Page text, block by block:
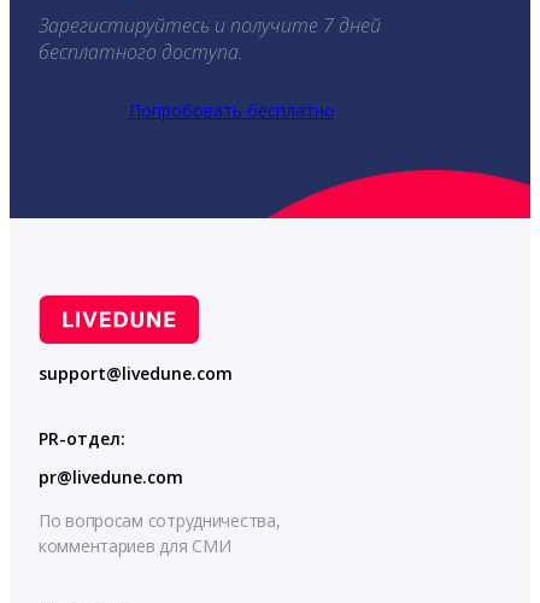
Зарегистируйтесь и получите 7 дней
бесплатного доступа.
Попробовать бесплатно
support@livedune.com
PR-отдел:
pr@livedune.com
По вопросам сотрудничества,
комментариев для СМИ